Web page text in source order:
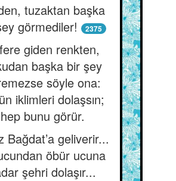
tuzaktan başka
görmediler!
2375
giden renkten,
başka bir şey
söyle ona:
iklimleri dolaşsın;
hep bunu görür.
Bağdat’a geliverir...
öbür ucuna
şehri dolaşır...